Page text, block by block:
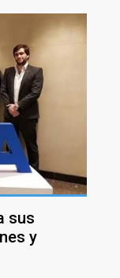
sus
y